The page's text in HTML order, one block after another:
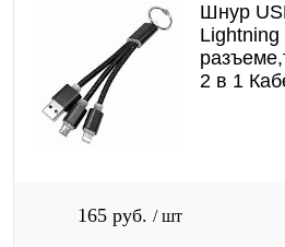
Шнур
2 в 1
165 руб. / шт